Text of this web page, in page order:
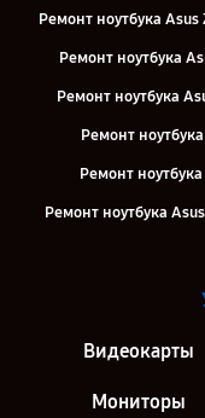
Ремонт ноутбука
Ремонт ноутбука
Ремонт ноутбука
Ремонт
Ремонт
Ремонт ноутбука
Видеокарты
Мониторы